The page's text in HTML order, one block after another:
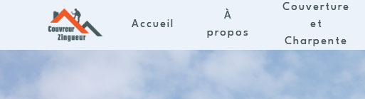
Accueil
À
propos
Couverture
et
Charpente
Panneau de gestion des cookies